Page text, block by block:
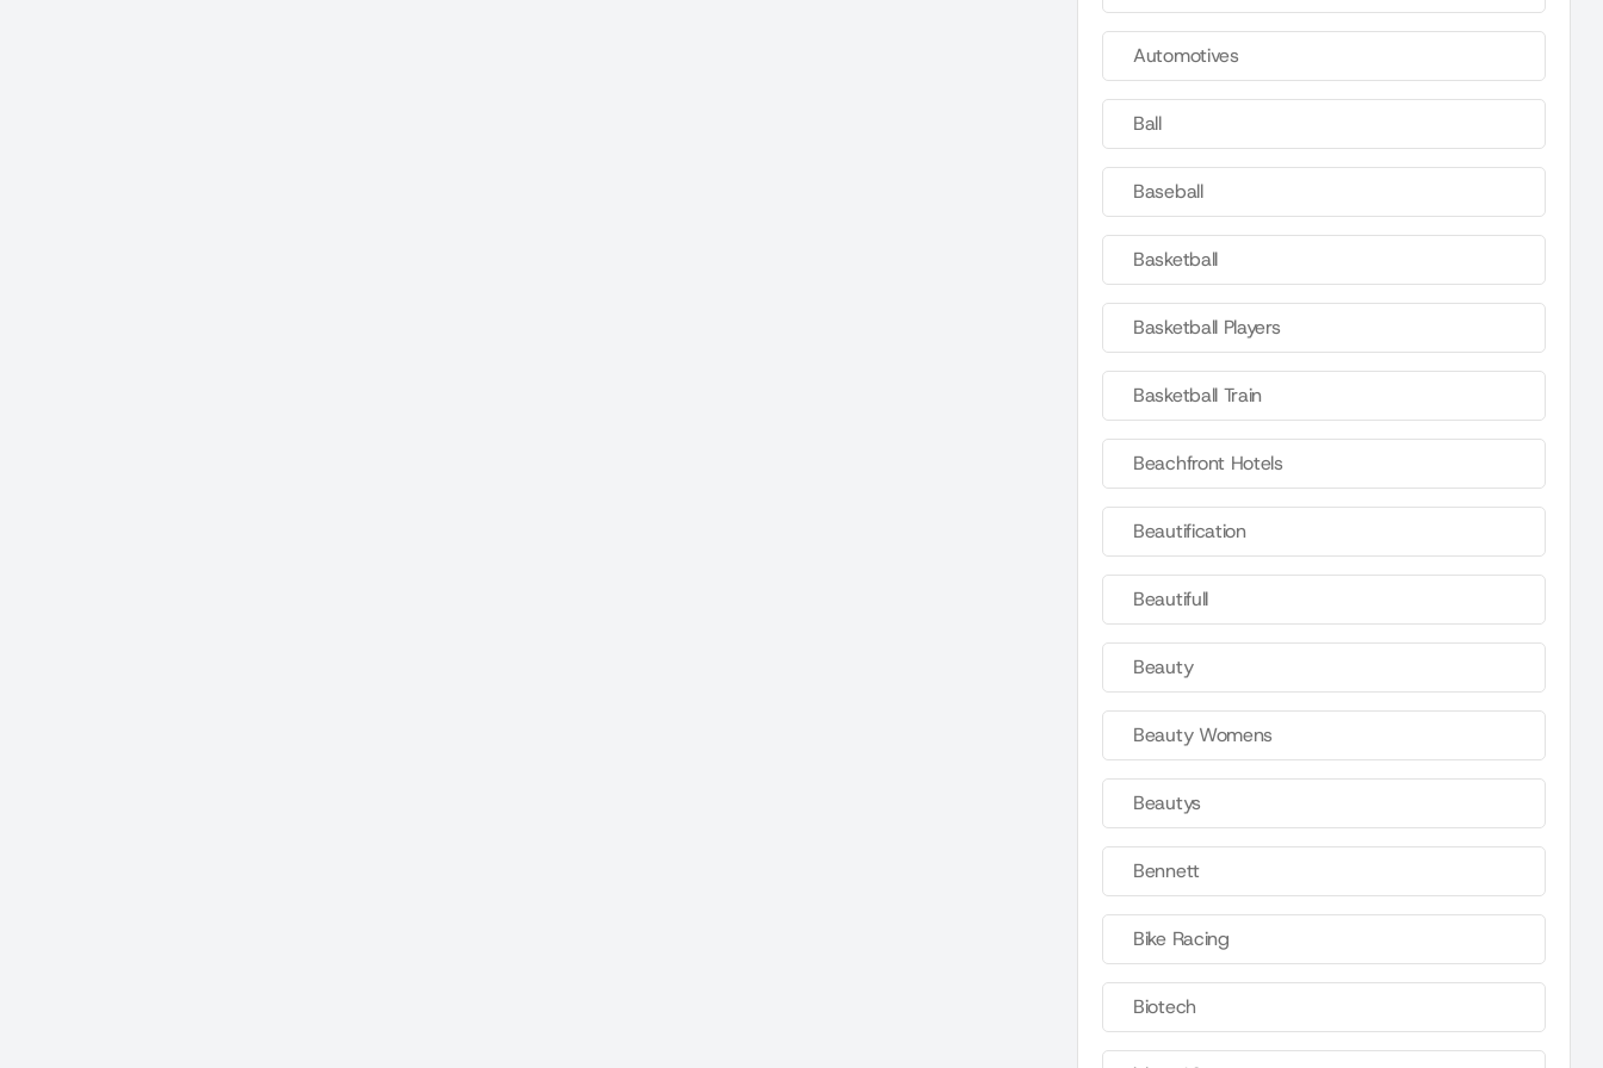
Automotives
Ball
Baseball
Basketball
Basketball Players
Basketball Train
Beachfront Hotels
Beautification
Beautifull
Beauty
Beauty Womens
Beautys
Bennett
Bike Racing
Biotech